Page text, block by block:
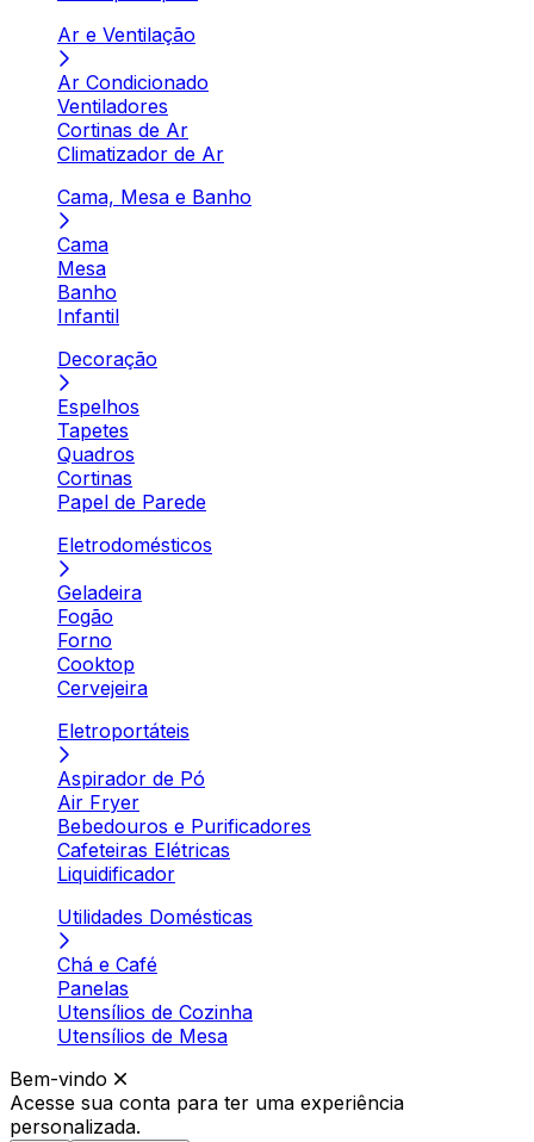
Ar e Ventilação
Ar Condicionado
Ventiladores
Cortinas de Ar
Climatizador de Ar
Cama, Mesa e Banho
Cama
Mesa
Banho
Infantil
Decoração
Espelhos
Tapetes
Quadros
Cortinas
Papel de Parede
Eletrodomésticos
Geladeira
Fogão
Forno
Cooktop
Cervejeira
Eletroportáteis
Aspirador de Pó
Air Fryer
Bebedouros e Purificadores
Cafeteiras Elétricas
Liquidificador
Utilidades Domésticas
Chá e Café
Panelas
Utensílios de Cozinha
Utensílios de Mesa
Bem-vindo
Acesse sua conta para ter uma experiência
personalizada.